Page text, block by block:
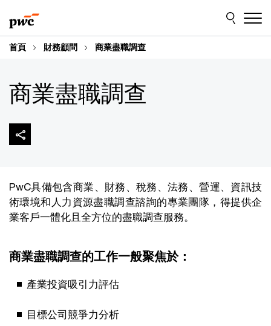
to
content
to
footer
首頁 財務顧問 商業盡職調查
商業盡職調查
PwC具備包含商業、財務、稅務、法務、營運、資訊技
術環境和人力資源盡職調查諮詢的專業團隊，得提供企
業客戶一體化且全方位的盡職調查服務。
商業盡職調查的工作一般聚焦於：
產業投資吸引力評估
目標公司競爭力分析